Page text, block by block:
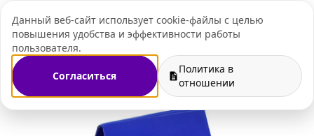
Данный веб-сайт использует cookie-файлы с целью
повышения удобства и эффективности работы
пользователя.
Согласиться
Политика в
отношении
+7 (495) 109-07-
Главная Магазин Упаковка Подарочные коробки